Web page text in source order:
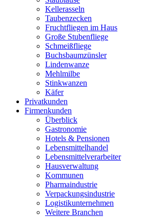
Kellerasseln
Taubenzecken
Fruchtfliegen im Haus
Große Stubenfliege
Schmeißfliege
Buchsbaumzünsler
Lindenwanze
Mehlmilbe
Stinkwanzen
Käfer
Privatkunden
Firmenkunden
Überblick
Gastronomie
Hotels & Pensionen
Lebensmittelhandel
Lebensmittelverarbeiter
Hausverwaltung
Kommunen
Pharmaindustrie
Verpackungsindustrie
Logistikunternehmen
Weitere Branchen